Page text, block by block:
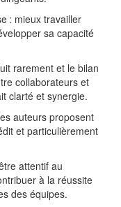
: mieux travailler
sa capacité
rarement et le bilan
collaborateurs et
clarté et synergie.
auteurs proposent
et particulièrement
attentif au
à la réussite
des équipes.